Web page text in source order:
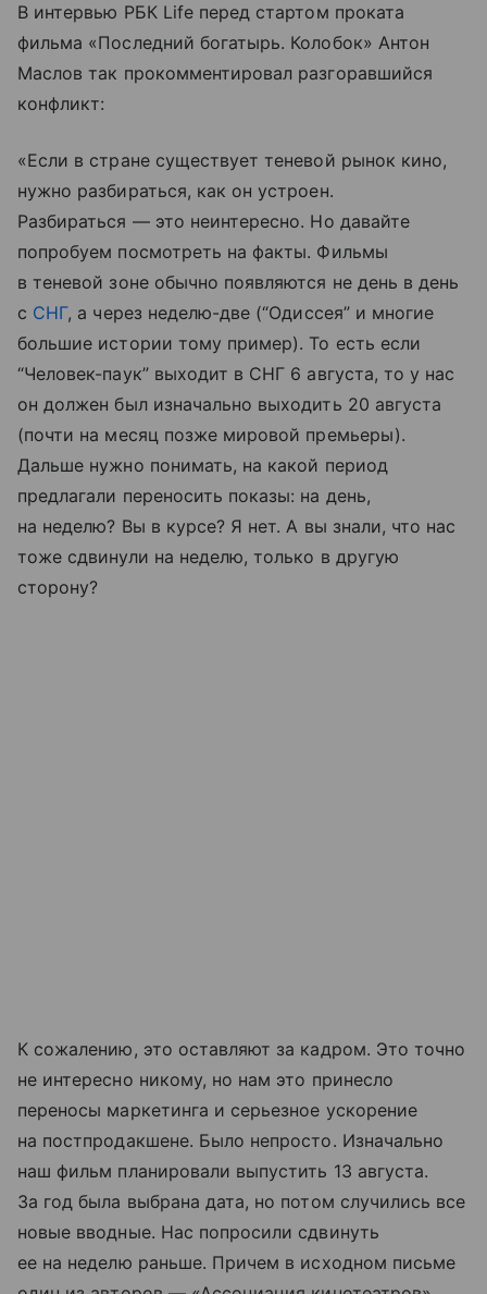
В интервью РБК Life перед стартом проката
фильма «Последний богатырь. Колобок» Антон
Маслов так прокомментировал разгоравшийся
конфликт:
«Если в стране существует теневой рынок кино,
нужно разбираться, как он устроен.
Разбираться — это неинтересно. Но давайте
попробуем посмотреть на факты. Фильмы
в теневой зоне обычно появляются не день в день
с СНГ, а через неделю-две (“Одиссея” и многие
большие истории тому пример). То есть если
“Человек-паук” выходит в СНГ 6 августа, то у нас
он должен был изначально выходить 20 августа
(почти на месяц позже мировой премьеры).
Дальше нужно понимать, на какой период
предлагали переносить показы: на день,
на неделю? Вы в курсе? Я нет. А вы знали, что нас
тоже сдвинули на неделю, только в другую
сторону?
К сожалению, это оставляют за кадром. Это точно
не интересно никому, но нам это принесло
переносы маркетинга и серьезное ускорение
на постпродакшене. Было непросто. Изначально
наш фильм планировали выпустить 13 августа.
За год была выбрана дата, но потом случились все
новые вводные. Нас попросили сдвинуть
ее на неделю раньше. Причем в исходном письме